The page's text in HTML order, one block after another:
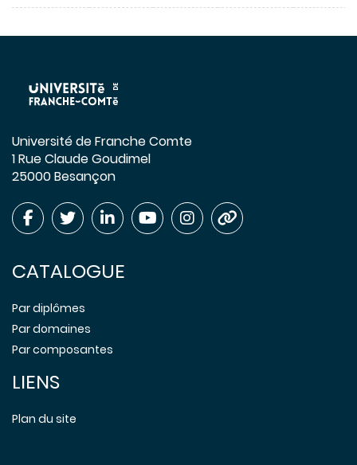
Université de Franche Comte
1 Rue Claude Goudimel
25000 Besançon
CATALOGUE
Par diplômes
Par domaines
Par composantes
LIENS
Plan du site